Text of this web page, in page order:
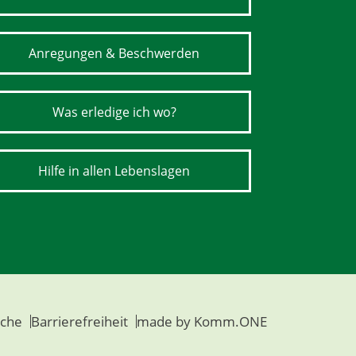
Anregungen & Beschwerden
Was erledige ich wo?
Hilfe in allen Lebenslagen
Barrierefreiheit made by Komm.ONE